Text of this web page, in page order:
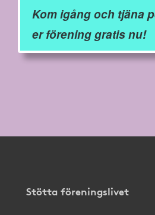
Kom igång och tjäna
er förening gratis nu!
Stötta föreningslivet